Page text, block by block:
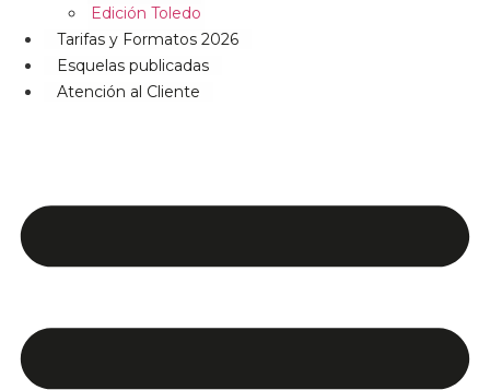
Edición Toledo
Tarifas y Formatos 2026
Esquelas publicadas
Atención al Cliente